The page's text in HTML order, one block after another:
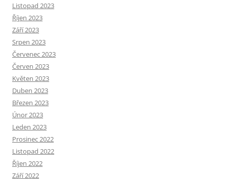
Listopad 2023
Říjen 2023
Září 2023
Srpen 2023
Červenec 2023
Červen 2023
Květen 2023
Duben 2023
Březen 2023
Únor 2023
Leden 2023
Prosinec 2022
Listopad 2022
Říjen 2022
Září 2022